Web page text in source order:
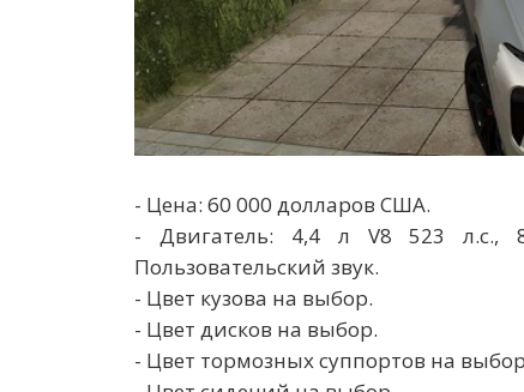
- Цена: 60 ​​000 долларов США.
- Двигатель: 4,4 л V8 523 л.с., 8-
Пользовательский звук.
- Цвет кузова на выбор.
- Цвет дисков на выбор.
- Цвет тормозных суппортов на